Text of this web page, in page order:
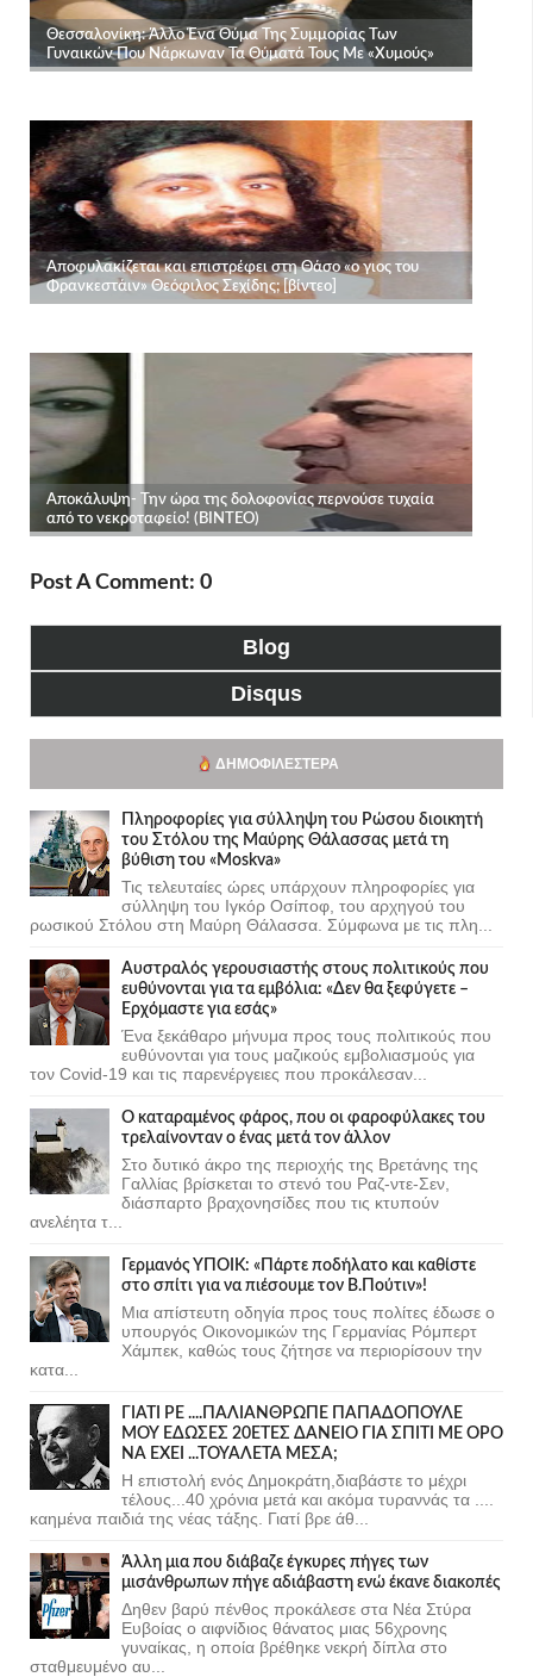
Post A Comment: 0
Blog
Disqus
ΔΗΜΟΦΙΛΈΣΤΕΡΑ
Πληροφορίες για σύλληψη του Ρώσου διοικητή
του Στόλου της Mαύρης Θάλασσας μετά τη
βύθιση του «Moskva»
Τις τελευταίες ώρες υπάρχουν πληροφορίες για
σύλληψη του Ιγκόρ Οσίποφ, του αρχηγού του
ρωσικού Στόλου στη Μαύρη Θάλασσα. Σύμφωνα με τις πλη...
Αυστραλός γερουσιαστής στους πολιτικούς που
ευθύνονται για τα εμβόλια: «Δεν θα ξεφύγετε –
Ερχόμαστε για εσάς»
Ένα ξεκάθαρο μήνυμα προς τους πολιτικούς που
ευθύνονται για τους μαζικούς εμβολιασμούς για
τον Covid-19 και τις παρενέργειες που προκάλεσαν...
Ο καταραμένος φάρος, που οι φαροφύλακες του
τρελαίνονταν ο ένας μετά τον άλλον
Στο δυτικό άκρο της περιοχής της Βρετάνης της
Γαλλίας βρίσκεται το στενό του Ραζ-ντε-Σεν,
διάσπαρτο βραχονησίδες που τις κτυπούν
ανελέητα τ...
Γερμανός ΥΠΟΙΚ: «Πάρτε ποδήλατο και καθίστε
στο σπίτι για να πιέσουμε τον Β.Πούτιν»!
Μια απίστευτη οδηγία προς τους πολίτες έδωσε ο
υπουργός Οικονομικών της Γερμανίας Ρόμπερτ
Χάμπεκ, καθώς τους ζήτησε να περιορίσουν την
κατα...
ΓΙΑΤΙ ΡΕ ....ΠΑΛΙΑΝΘΡΩΠΕ ΠΑΠΑΔΟΠΟΥΛΕ
ΜΟΥ ΕΔΩΣΕΣ 20ΕΤΕΣ ΔΑΝΕΙΟ ΓΙΑ ΣΠΙΤΙ ΜΕ ΟΡΟ
ΝΑ ΕΧΕΙ ...ΤΟΥΑΛΕΤΑ ΜΕΣΑ;
Η επιστολή ενός Δημοκράτη,διαβάστε το μέχρι
τέλους...40 χρόνια μετά και ακόμα τυραννάς τα ....
καημένα παιδιά της νέας τάξης. Γιατί βρε άθ...
Άλλη μια που διάβαζε έγκυρες πήγες των
μισάνθρωπων πήγε αδιάβαστη ενώ έκανε διακοπές
Δηθεν βαρύ πένθος προκάλεσε στα Νέα Στύρα
Ευβοίας ο αιφνίδιος θάνατος μιας 56χρονης
γυναίκας, η οποία βρέθηκε νεκρή δίπλα στο
σταθμευμένο αυ...